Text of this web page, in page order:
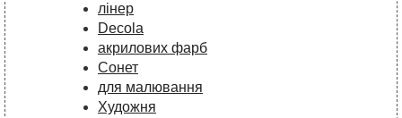
лінер
Decola
акрилових фарб
Сонет
для малювання
Художня